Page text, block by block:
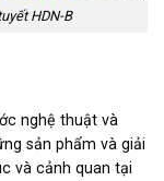
HDN-B
nghệ thuật và
sản phẩm và giải
và cảnh quan tại